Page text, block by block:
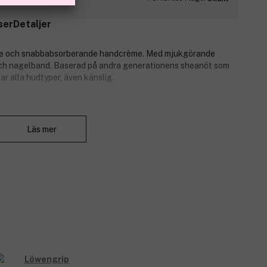
Detaljer
snabbabsorberande handcrème. Med mjukgörande
nagelband. Baserad på andra generationens sheanöt som
alla hudtyper, även känslig.
Läs mer